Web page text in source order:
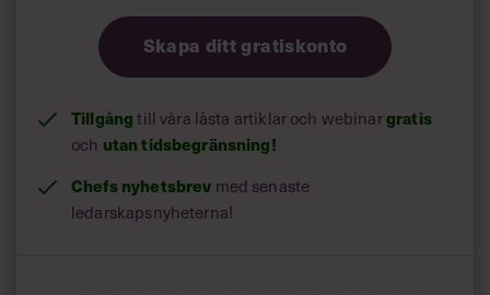
Skapa ditt gratiskonto
Tillgångtill våra låsta artiklar och webinargratis
och utan tidsbegränsning!
Chefs nyhetsbrev med senaste
ledarskapsnyheterna!